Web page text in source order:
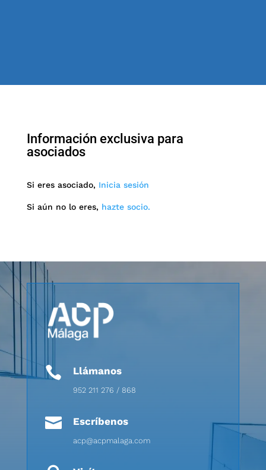
Información exclusiva para
asociados
Si eres asociado, Inicia sesión
Si aún no lo eres, hazte socio.
 Llámanos
952 211 276 / 868
 Escríbenos
acp@acpmalaga.com